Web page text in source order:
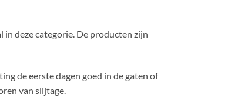
deze categorie. De producten zijn
de eerste dagen goed in de gaten of
van slijtage.